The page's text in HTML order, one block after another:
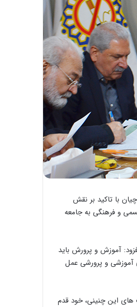
لولاچیان با تاکید بر نقش
و فرهنگی به جامعه
آموزش و پرورش باید
آموزشی و پرورشی عمل
این چنینی، خود قدم